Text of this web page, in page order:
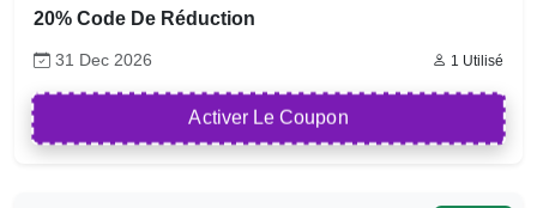
20% Code De Réduction
31 Dec 2026 1 Utilisé
Activer Le Coupon